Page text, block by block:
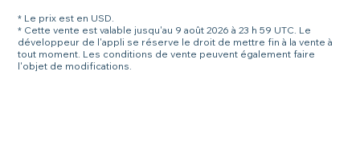
* Le prix est en USD.
* Cette vente est valable jusqu'au 9 août 2026 à 23 h 59 UTC. Le
développeur de l'appli se réserve le droit de mettre fin à la vente à
tout moment. Les conditions de vente peuvent également faire
l'objet de modifications.